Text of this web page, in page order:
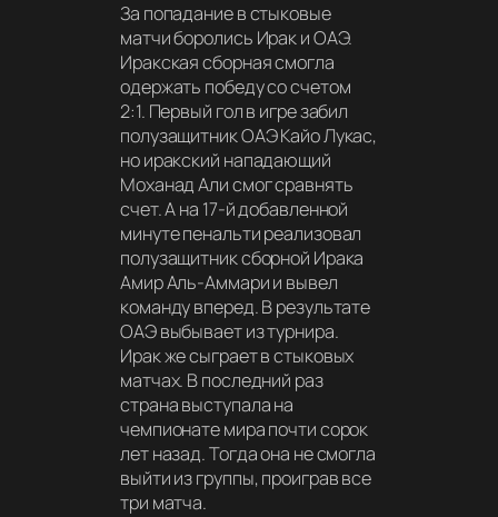
За попадание в стыковые
матчи боролись Ирак и ОАЭ.
Иракская сборная смогла
одержать победу со счетом
2:1. Первый гол в игре забил
полузащитник ОАЭ Кайо Лукас,
но иракский нападающий
Моханад Али смог сравнять
счет. А на 17-й добавленной
минуте пенальти реализовал
полузащитник сборной Ирака
Амир Аль-Аммари и вывел
команду вперед. В результате
ОАЭ выбывает из турнира.
Ирак же сыграет в стыковых
матчах. В последний раз
страна выступала на
чемпионате мира почти сорок
лет назад. Тогда она не смогла
выйти из группы, проиграв все
три матча.